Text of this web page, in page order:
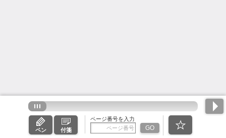
ペン 付箋
ページ番号を入力
GO